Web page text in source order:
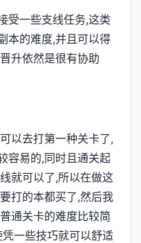
受一些支线任务,这类
本的难度,并且可以得
升依然是很有协助
以去打第一种关卡了,
容易的,同时且通关起
就可以了,所以在做这
打的本都买了,然后我
通关卡的难度比较简
一些技巧就可以舒适